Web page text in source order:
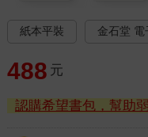
紙本平裝 金石堂 電
488 元
認購希望書包，幫助